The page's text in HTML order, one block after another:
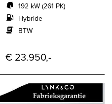
192 kW (261 PK)
Hybride
BTW
€ 23.950,-